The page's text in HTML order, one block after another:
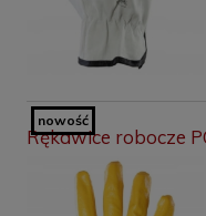
Rękawice robocze
nowość